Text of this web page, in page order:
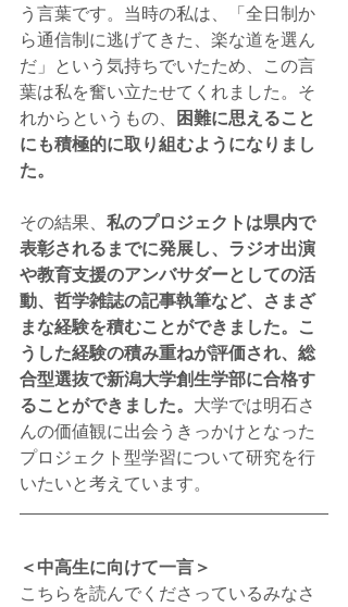
う言葉です。当時の私は、「全日制か
ら通信制に逃げてきた、楽な道を選ん
だ」という気持ちでいたため、この言
葉は私を奮い立たせてくれました。そ
れからというもの、
困難に思えること
にも積極的に取り組むようになりまし
た。
その結果、 私のプロジェクトは県内で
表彰されるまでに発展し、ラジオ出演
や教育支援のアンバサダーとしての活
動、哲学雑誌の記事執筆など、さまざ
まな経験を積むことができました。こ
うした経験の積み重ねが評価され、総
合型選抜で新潟大学創生学部に合格す
ることができました。 大学では明石さ
んの価値観に出会うきっかけとなった
プロジェクト型学習について研究を行
いたいと考えています。
＜中高生に向けて一言＞
こちらを読んでくださっているみなさ